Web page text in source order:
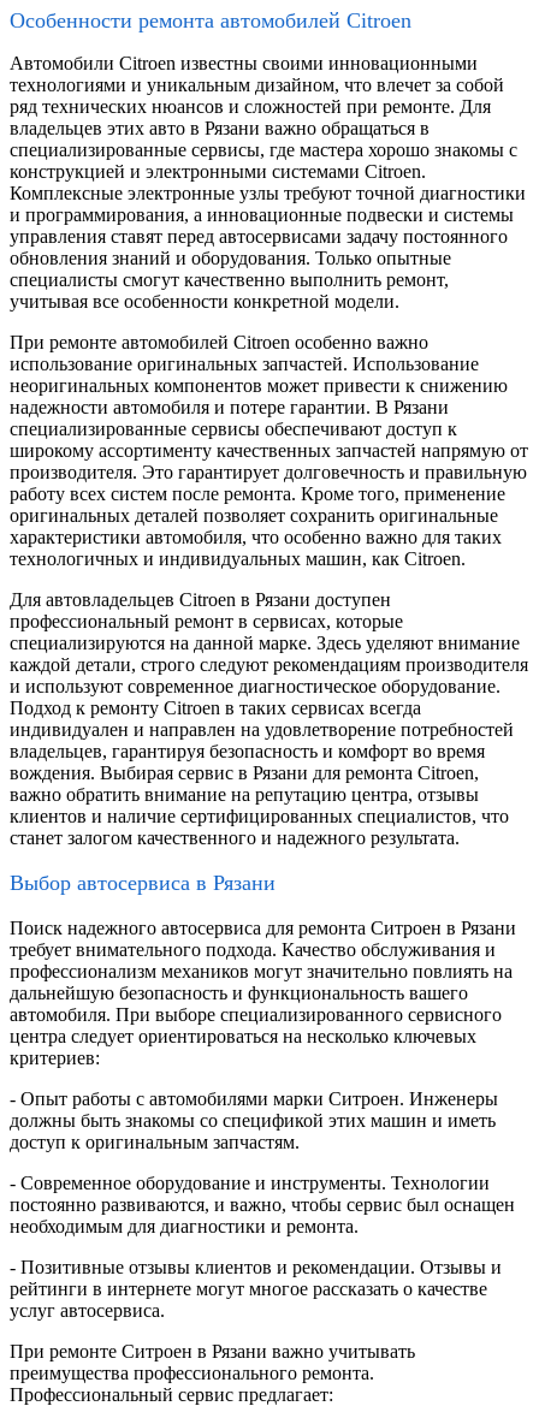
Особенности ремонта автомобилей Citroen
Автомобили Citroen известны своими инновационными
технологиями и уникальным дизайном, что влечет за собой
ряд технических нюансов и сложностей при ремонте. Для
владельцев этих авто в Рязани важно обращаться в
специализированные сервисы, где мастера хорошо знакомы с
конструкцией и электронными системами Citroen.
Комплексные электронные узлы требуют точной диагностики
и программирования, а инновационные подвески и системы
управления ставят перед автосервисами задачу постоянного
обновления знаний и оборудования. Только опытные
специалисты смогут качественно выполнить ремонт,
учитывая все особенности конкретной модели.
При ремонте автомобилей Citroen особенно важно
использование оригинальных запчастей. Использование
неоригинальных компонентов может привести к снижению
надежности автомобиля и потере гарантии. В Рязани
специализированные сервисы обеспечивают доступ к
широкому ассортименту качественных запчастей напрямую от
производителя. Это гарантирует долговечность и правильную
работу всех систем после ремонта. Кроме того, применение
оригинальных деталей позволяет сохранить оригинальные
характеристики автомобиля, что особенно важно для таких
технологичных и индивидуальных машин, как Citroen.
Для автовладельцев Citroen в Рязани доступен
профессиональный ремонт в сервисах, которые
специализируются на данной марке. Здесь уделяют внимание
каждой детали, строго следуют рекомендациям производителя
и используют современное диагностическое оборудование.
Подход к ремонту Citroen в таких сервисах всегда
индивидуален и направлен на удовлетворение потребностей
владельцев, гарантируя безопасность и комфорт во время
вождения. Выбирая сервис в Рязани для ремонта Citroen,
важно обратить внимание на репутацию центра, отзывы
клиентов и наличие сертифицированных специалистов, что
станет залогом качественного и надежного результата.
Выбор автосервиса в Рязани
Поиск надежного автосервиса для ремонта Ситроен в Рязани
требует внимательного подхода. Качество обслуживания и
профессионализм механиков могут значительно повлиять на
дальнейшую безопасность и функциональность вашего
автомобиля. При выборе специализированного сервисного
центра следует ориентироваться на несколько ключевых
критериев:
- Опыт работы с автомобилями марки Ситроен. Инженеры
должны быть знакомы со спецификой этих машин и иметь
доступ к оригинальным запчастям.
- Современное оборудование и инструменты. Технологии
постоянно развиваются, и важно, чтобы сервис был оснащен
необходимым для диагностики и ремонта.
- Позитивные отзывы клиентов и рекомендации. Отзывы и
рейтинги в интернете могут многое рассказать о качестве
услуг автосервиса.
При ремонте Ситроен в Рязани важно учитывать
преимущества профессионального ремонта.
Профессиональный сервис предлагает: